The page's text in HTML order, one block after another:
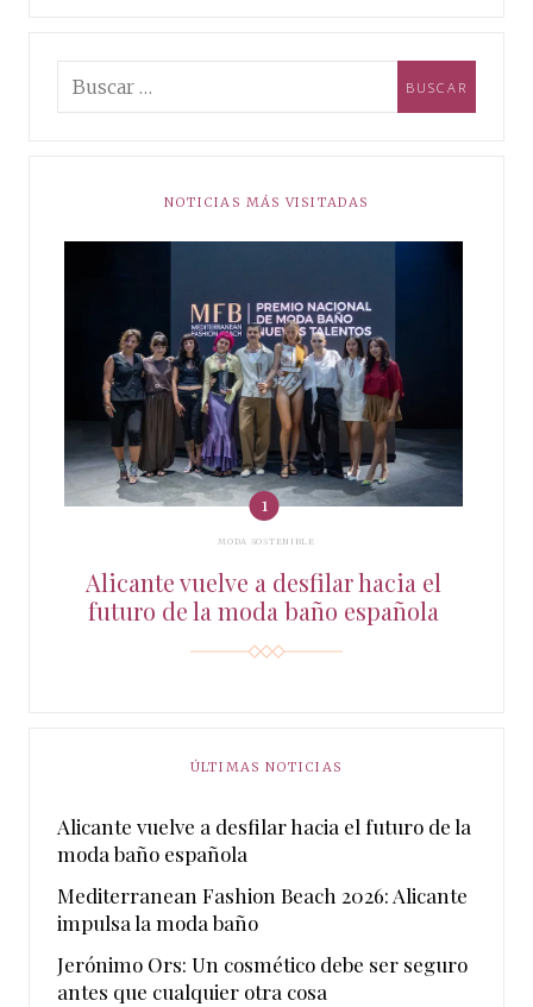
NOTICIAS MÁS VISITADAS
MODA SOSTENIBLE
Alicante vuelve a desfilar hacia el
futuro de la moda baño española
ÚLTIMAS NOTICIAS
Alicante vuelve a desfilar hacia el futuro de la
moda baño española
Mediterranean Fashion Beach 2026: Alicante
impulsa la moda baño
Jerónimo Ors: Un cosmético debe ser seguro
antes que cualquier otra cosa